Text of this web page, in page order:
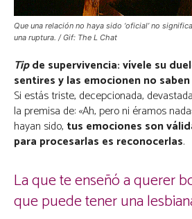
Que una relación no haya sido ‘oficial’ no
una ruptura. / Gif: The L Chat
Tipde supervivencia: vívele su
sentires y las emocionen no
Si estás triste, decepcionada,
la premisa de: «Ah, pero ni éramos
hayan sido, tus emociones son
para procesarlas es reconocerlas.
La que te enseñó a querer
que puede tener una